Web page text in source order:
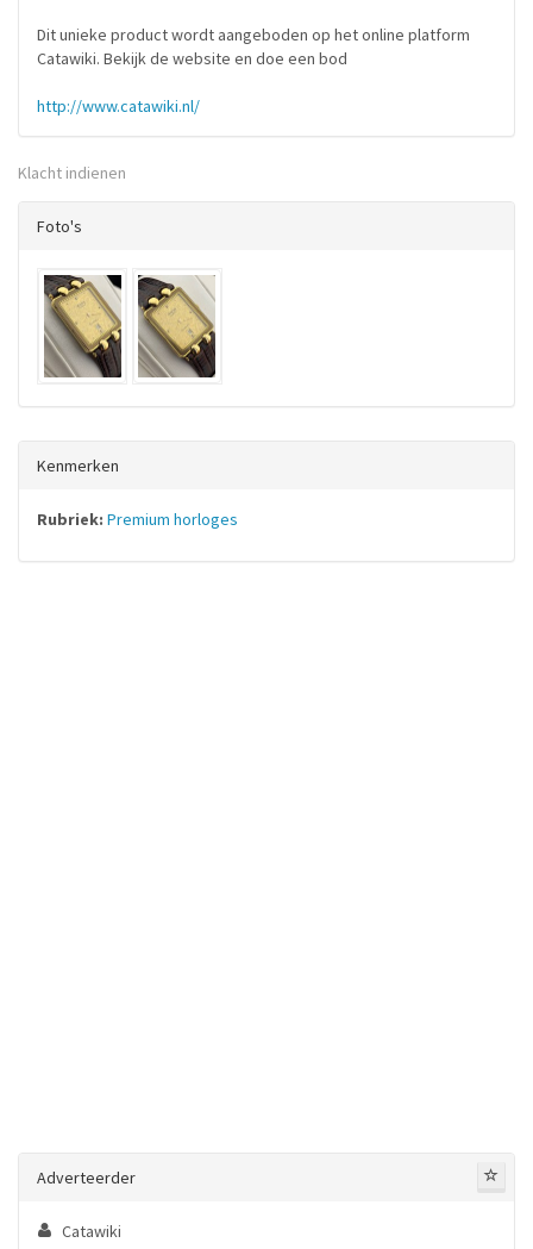
Dit unieke product wordt aangeboden op het online platform
Catawiki. Bekijk de website en doe een bod
http://www.catawiki.nl/
Klacht indienen
Foto's
Kenmerken
Rubriek: Premium horloges
Adverteerder
Catawiki